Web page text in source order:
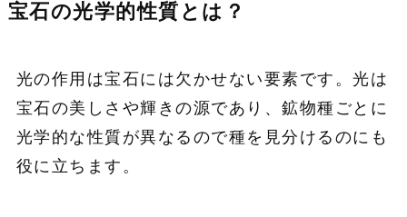
宝石の光学的性質とは？
光の作用は宝石には欠かせない要素です。光は
宝石の美しさや輝きの源であり、鉱物種ごとに
光学的な性質が異なるので種を見分けるのにも
役に立ちます。